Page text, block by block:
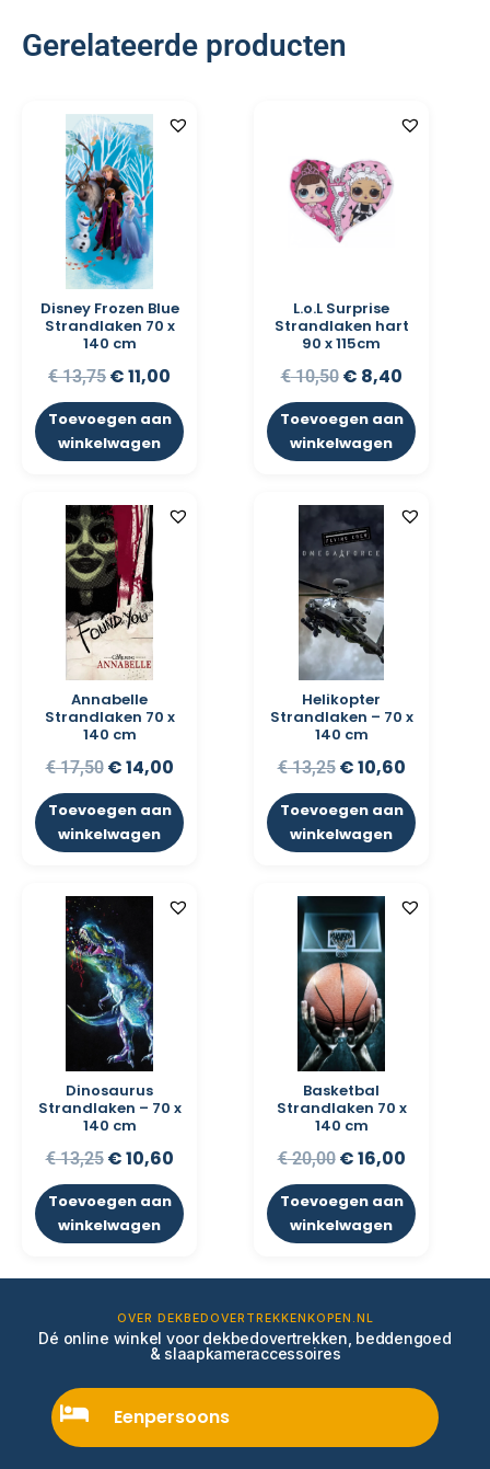
Gerelateerde producten
Disney Frozen Blue
Strandlaken 70 x
140 cm
€13,75 €11,00
Toevoegen aan
winkelwagen
L.o.L Surprise
Strandlaken hart
90 x 115cm
€10,50 € 8,40
Toevoegen aan
winkelwagen
Annabelle
Strandlaken 70 x
140 cm
€17,50 €14,00
Toevoegen aan
winkelwagen
Helikopter
Strandlaken – 70 x
140 cm
€13,25 €10,60
Toevoegen aan
winkelwagen
Dinosaurus
Strandlaken – 70 x
140 cm
€13,25 €10,60
Toevoegen aan
winkelwagen
Basketbal
Strandlaken 70 x
140 cm
€20,00 €16,00
Toevoegen aan
winkelwagen
OVER DEKBEDOVERTREKKENKOPEN.NL
Dé online winkel voor dekbedovertrekken, beddengoed
& slaapkameraccessoires
Eenpersoons